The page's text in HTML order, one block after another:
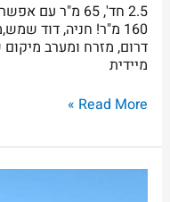
דרום, מזרח ומערב
מיידית
Read More »